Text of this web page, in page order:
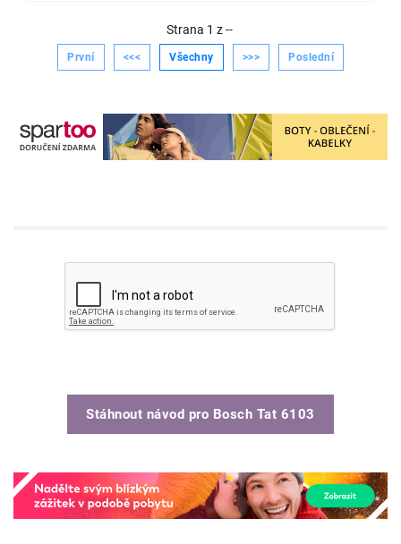
Strana 1 z--
První <<< Všechny >>> Poslední
Stáhnout návod pro Bosch Tat 6103